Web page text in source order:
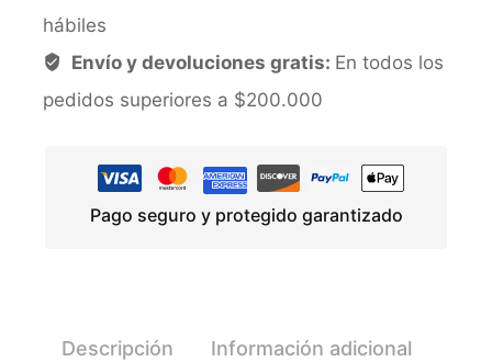
hábiles
Envío y devoluciones gratis: En todos los
pedidos superiores a $200.000
Pago seguro y protegido garantizado
Descripción Información adicional